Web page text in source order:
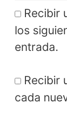
Recibir
los
entrada.
Recibir
cada